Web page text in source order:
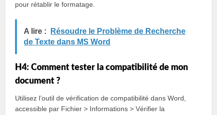
pour rétablir le formatage.
A lire :
Résoudre le Problème de Recherche
de Texte dans MS Word
H4: Comment tester la compatibilité de mon
document ?
Utilisez l’outil de vérification de compatibilité dans Word,
accessible par Fichier > Informations > Vérifier la